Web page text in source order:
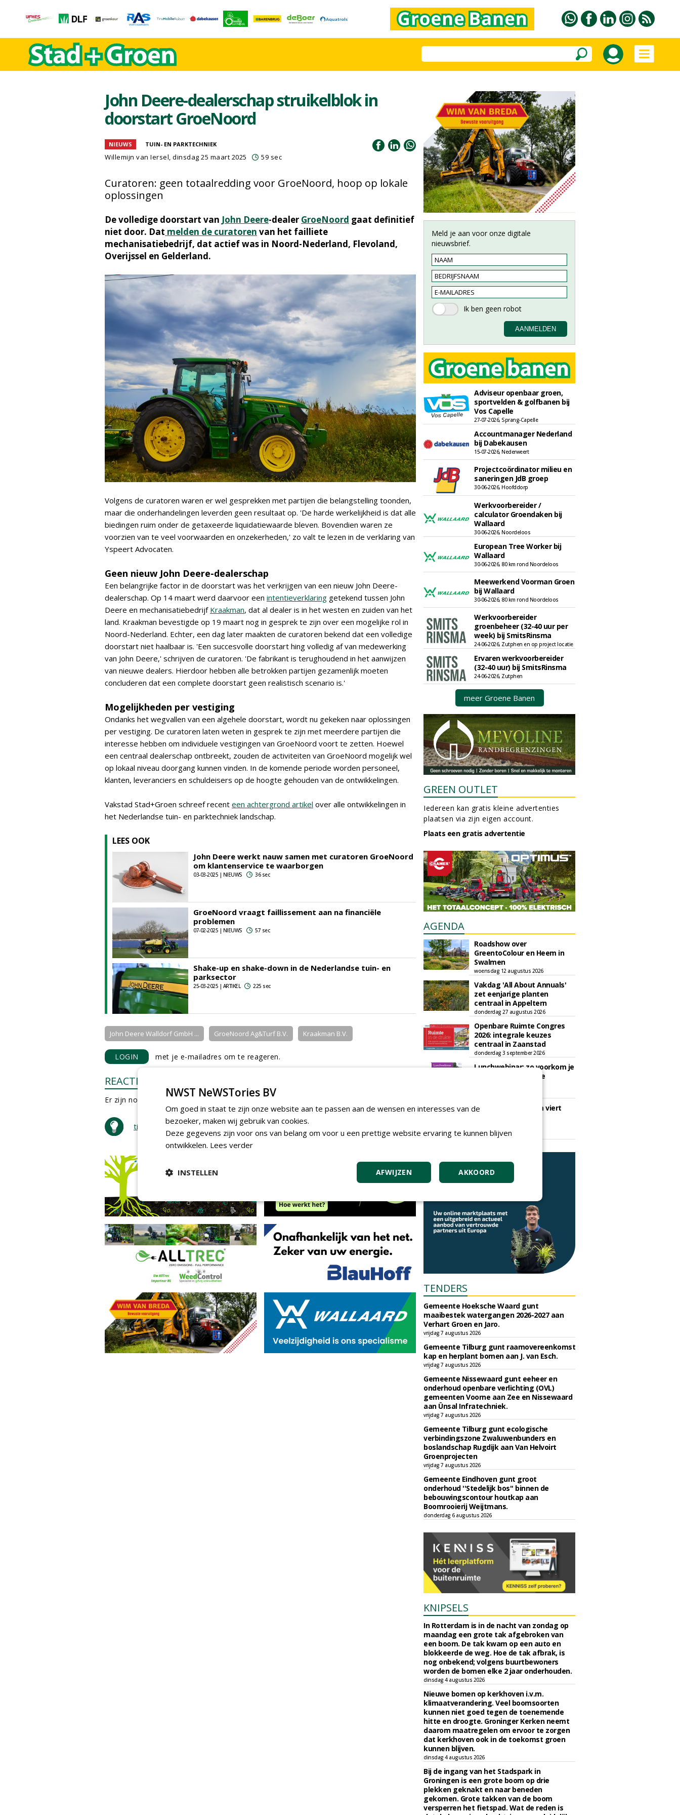
John Deere-dealerschap struikelblok in
doorstart GroeNoord
NIEUWS TUIN- EN PARKTECHNIEK
Willemijn van Iersel, dinsdag 25 maart 2025 59 sec
Curatoren: geen totaalredding voor GroeNoord, hoop op lokale
oplossingen
De volledige doorstart van John Deere-dealer GroeNoord gaat definitief
niet door. Dat melden de curatoren van het failliete
mechanisatiebedrijf, dat actief was in Noord-Nederland, Flevoland,
Overijssel en Gelderland.
Volgens de curatoren waren er wel gesprekken met partijen die belangstelling toonden,
maar die onderhandelingen leverden geen resultaat op. 'De harde werkelijkheid is dat alle
biedingen ruim onder de getaxeerde liquidatiewaarde bleven. Bovendien waren ze
voorzien van te veel voorwaarden en onzekerheden,' zo valt te lezen in de verklaring van
Yspeert Advocaten.
Geen nieuw John Deere-dealerschap
Een belangrijke factor in de doorstart was het verkrijgen van een nieuw John Deere-
dealerschap. Op 14 maart werd daarvoor een intentieverklaring getekend tussen John
Deere en mechanisatiebedrijf Kraakman, dat al dealer is in het westen en zuiden van het
land. Kraakman bevestigde op 19 maart nog in gesprek te zijn over een mogelijke rol in
Noord-Nederland. Echter, een dag later maakten de curatoren bekend dat een volledige
doorstart niet haalbaar is. 'Een succesvolle doorstart hing volledig af van medewerking
van John Deere,' schrijven de curatoren. 'De fabrikant is terughoudend in het aanwijzen
van nieuwe dealers. Hierdoor hebben alle betrokken partijen gezamenlijk moeten
concluderen dat een complete doorstart geen realistisch scenario is.'
Mogelijkheden per vestiging
Ondanks het wegvallen van een algehele doorstart, wordt nu gekeken naar oplossingen
per vestiging. De curatoren laten weten in gesprek te zijn met meerdere partijen die
interesse hebben om individuele vestigingen van GroeNoord voort te zetten. Hoewel
een centraal dealerschap ontbreekt, zouden de activiteiten van GroeNoord mogelijk wel
op lokaal niveau doorgang kunnen vinden. In de komende periode worden personeel,
klanten, leveranciers en schuldeisers op de hoogte gehouden van de ontwikkelingen.
Vakstad Stad+Groen schreef recent een achtergrond artikel over alle ontwikkelingen in
het Nederlandse tuin- en parktechniek landschap.
LEES OOK
John Deere werkt nauw samen met curatoren GroeNoord
om klantenservice te waarborgen
03-03-2025 | NIEUWS 36 sec
GroeNoord vraagt faillissement aan na financiële
problemen
07-02-2025 | NIEUWS 57 sec
Shake-up en shake-down in de Nederlandse tuin- en
parksector
25-03-2025 | ARTIKEL 225 sec
John Deere Walldorf GmbH ... GroeNoord Ag&Turf B.V. Kraakman B.V.
LOGIN met je e-mailadres om te reageren.
REACTIES
Er zijn nog geen reacties.
tip de redactie
Meld je aan voor onze digitale
nieuwsbrief.
Adviseur openbaar groen,
sportvelden & golfbanen bij
Vos Capelle
27-07-2026, Sprang-Capelle
Accountmanager Nederland
bij Dabekausen
15-07-2026, Nederweert
Projectcoördinator milieu en
saneringen JdB groep
30-06-2026, Hoofddorp
Werkvoorbereider /
calculator Groendaken bij
Wallaard
30-06-2026, Noordeloos
European Tree Worker bij
Wallaard
30-06-2026, 80 km rond Noordeloos
Meewerkend Voorman Groen
bij Wallaard
30-06-2026, 80 km rond Noordeloos
Werkvoorbereider
groenbeheer (32-40 uur per
week) bij SmitsRinsma
24-06-2026, Zutphen en op project locatie
Ervaren werkvoorbereider
(32-40 uur) bij SmitsRinsma
24-06-2026, Zutphen
meer Groene Banen
GREEN OUTLET
Iedereen kan gratis kleine advertenties
plaatsen via zijn eigen account.
Plaats een gratis advertentie
AGENDA
Roadshow over
GreentoColour en Heem in
Swalmen
woensdag 12 augustus 2026
Vakdag 'All About Annuals'
zet eenjarige planten
centraal in Appeltern
donderdag 27 augustus 2026
Openbare Ruimte Congres
2026: integrale keuzes
centraal in Zaanstad
donderdag 3 september 2026
Lunchwebinar: zo voorkom je
dat natuurinclusieve
Rooftop Symposium viert
vrijdag 18 september 2026
TENDERS
Gemeente Hoeksche Waard gunt
maaibestek watergangen 2026-2027 aan
Verhart Groen en Jaro.
vrijdag 7 augustus 2026
Gemeente Tilburg gunt raamovereenkomst
kap en herplant bomen aan J. van Esch.
vrijdag 7 augustus 2026
Gemeente Nissewaard gunt eeheer en
onderhoud openbare verlichting (OVL)
gemeenten Voorne aan Zee en Nissewaard
aan Ünsal Infratechniek.
vrijdag 7 augustus 2026
Gemeente Tilburg gunt ecologische
verbindingszone Zwaluwenbunders en
boslandschap Rugdijk aan Van Helvoirt
Groenprojecten
vrijdag 7 augustus 2026
Gemeente Eindhoven gunt groot
onderhoud ''Stedelijk bos'' binnen de
bebouwingscontour houtkap aan
Boomrooierij Weijtmans.
donderdag 6 augustus 2026
KNIPSELS
In Rotterdam is in de nacht van zondag op
maandag een grote tak afgebroken van
een boom. De tak kwam op een auto en
blokkeerde de weg. Hoe de tak afbrak, is
nog onbekend; volgens buurtbewoners
worden de bomen elke 2 jaar onderhouden.
dinsdag 4 augustus 2026
Nieuwe bomen op kerkhoven i.v.m.
klimaatverandering. Veel boomsoorten
kunnen niet goed tegen de toenemende
hitte en droogte. Groninger Kerken neemt
daarom maatregelen om ervoor te zorgen
dat kerkhoven ook in de toekomst groen
kunnen blijven.
dinsdag 4 augustus 2026
Bij de ingang van het Stadspark in
Groningen is een grote boom op drie
plekken geknakt en naar beneden
gekomen. Grote takken van de boom
versperren het fietspad. Wat de reden is
NWST NeWSTories BV
Om goed in staat te zijn onze website aan te passen aan de wensen en interesses van de
bezoeker, maken wij gebruik van cookies.
Deze gegevens zijn voor ons van belang om voor u een prettige website ervaring te kunnen blijven
ontwikkelen. Lees verder
AKKOORD
AFWIJZEN
INSTELLEN